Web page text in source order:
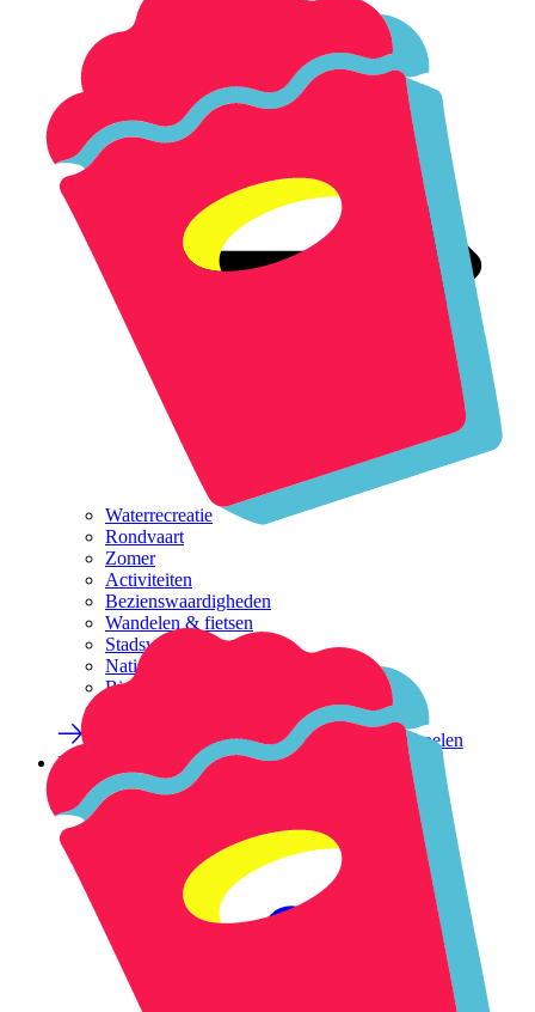
Waterrecreatie
Rondvaart
Zomer
Activiteiten
Bezienswaardigheden
Wandelen & fietsen
Stadswandelingen
Nationaal Park de Meinweg
Binnen activiteiten (kids)
Evenementenkalender
5x tips om af te koelen
Plan je bezoek